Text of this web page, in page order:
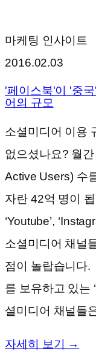
마케팅 인사이트
2016.02.03
'페이스북'이 '중
어의 규모
소셜미디어 이용
없으셨나요? 월
Active Users) 수
자란 42억 명이 됩
‘Youtube’,
소셜미디어 채널
점이 놀랍습니다.
를 보유하고 있는
셜미디어 채널들
자세히 보기 →